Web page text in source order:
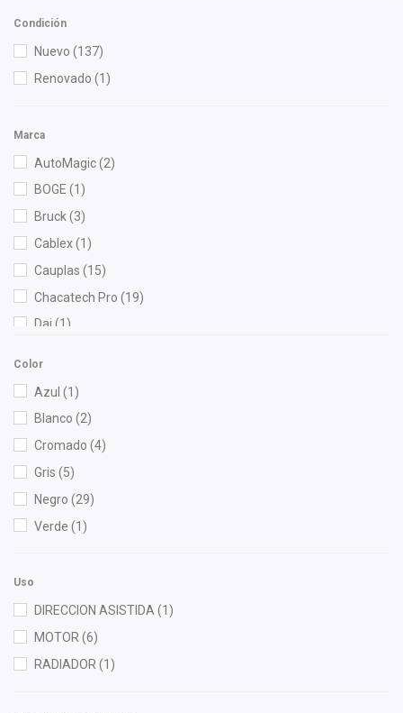
Condición
Nuevo (137)
Renovado (1)
Marca
AutoMagic(2)
BOGE (1)
Bruck(3)
Cablex(1)
Cauplas (15)
Chacatech Pro (19)
Dai (1)
MOTORFIL (2)
NGK (3)
Nissan (Original)
Color
Azul (1)
Blanco (2)
Cromado (4)
Gris (5)
Negro (29)
Verde (1)
Uso
DIRECCION ASISTIDA(1)
MOTOR(6)
RADIADOR (1)